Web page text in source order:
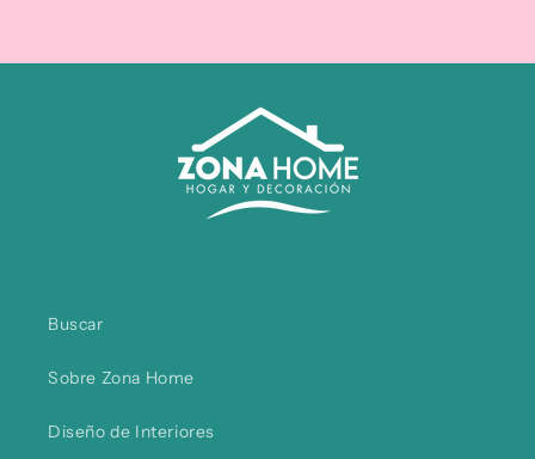
Buscar
Sobre Zona Home
Diseño de Interiores